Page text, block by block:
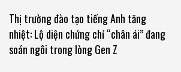
Thị trường đào tạo tiếng Anh tăng
nhiệt: Lộ diện chứng chỉ “chân ái” đang
soán ngôi trong lòng Gen Z